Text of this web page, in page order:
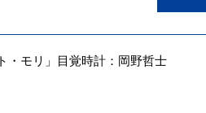
モリ」目覚時計：岡野哲士